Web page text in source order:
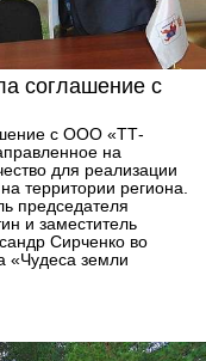
соглашение с
с ООО «ТТ-
на
для реализации
территории региона.
председателя
и заместитель
Сирченко во
«Чудеса земли